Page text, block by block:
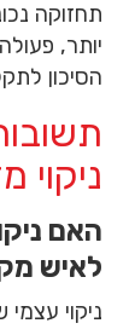
תחזוקה
יותר,
הסיכון
ניקוי
האם
לאיש
ניקוי